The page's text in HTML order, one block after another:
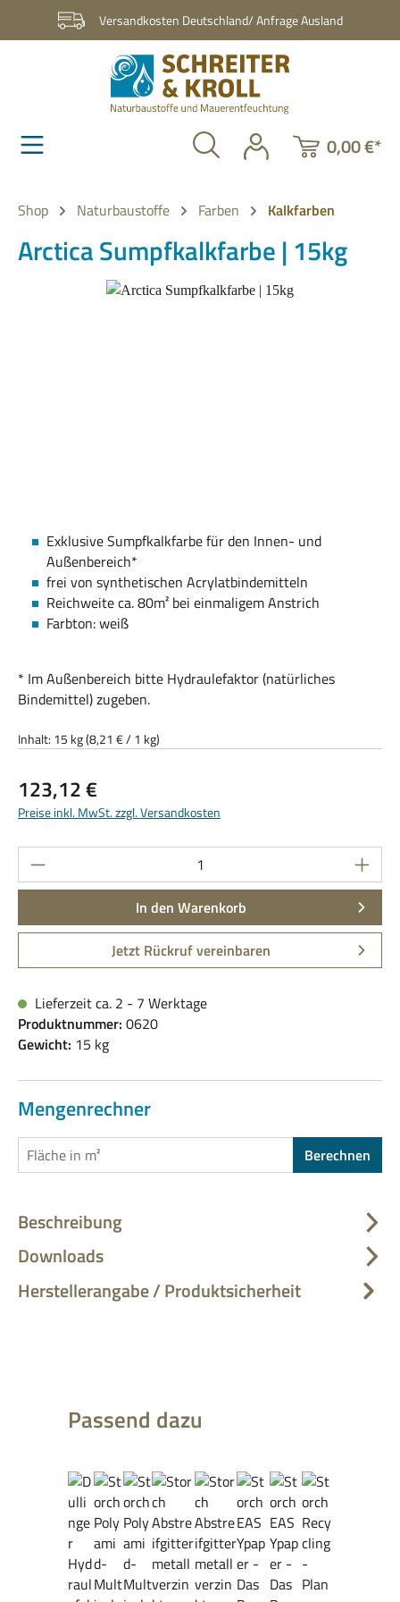
Zum Hauptinhalt springenVersandkosten Deutschland/ Anfrage Ausland
0,00 €*
Shop Naturbaustoffe Farben Kalkfarben
Arctica Sumpfkalkfarbe | 15kg
Bildergalerie überspringen
Exklusive Sumpfkalkfarbe für den Innen- und
Außenbereich*
frei von synthetischen Acrylatbindemitteln
Reichweite ca. 80m² bei einmaligem Anstrich
Farbton: weiß
* Im Außenbereich bitte Hydraulefaktor (natürliches
Bindemittel) zugeben.
Inhalt: 15 kg(8,21 € / 1 kg)
Regulärer Preis:
123,12 €
Preise inkl. MwSt. zzgl. Versandkosten
Produkt Anzahl: Gib den gewünschten
In den Warenkorb
Jetzt Rückruf vereinbaren
Lieferzeit ca. 2 - 7 Werktage
Produktnummer: 0620
Gewicht: 15 kg
Mengenrechner
Berechnen
Beschreibung
Downloads
Herstellerangabe / Produktsicherheit
Produktgalerie überspringen
Passend dazu